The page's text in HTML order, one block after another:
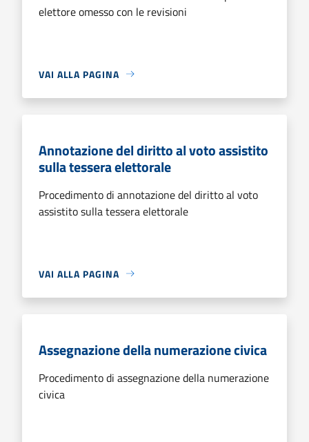
elettore omesso con le revisioni
VAI ALLA PAGINA
Annotazione del diritto al voto assistito
sulla tessera elettorale
Procedimento di annotazione del diritto al voto
assistito sulla tessera elettorale
VAI ALLA PAGINA
Assegnazione della numerazione civica
Procedimento di assegnazione della numerazione
civica